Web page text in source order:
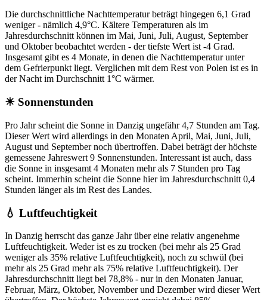
Die durchschnittliche Nachttemperatur beträgt hingegen 6,1 Grad
weniger - nämlich 4,9°C. Kältere Temperaturen als im
Jahresdurchschnitt können im Mai, Juni, Juli, August, September
und Oktober beobachtet werden - der tiefste Wert ist -4 Grad.
Insgesamt gibt es 4 Monate, in denen die Nachttemperatur unter
dem Gefrierpunkt liegt. Verglichen mit dem Rest von Polen ist es in
der Nacht im Durchschnitt 1°C wärmer.
☀ Sonnenstunden
Pro Jahr scheint die Sonne in Danzig ungefähr 4,7 Stunden am Tag.
Dieser Wert wird allerdings in den Monaten April, Mai, Juni, Juli,
August und September noch übertroffen. Dabei beträgt der höchste
gemessene Jahreswert 9 Sonnenstunden. Interessant ist auch, dass
die Sonne in insgesamt 4 Monaten mehr als 7 Stunden pro Tag
scheint. Immerhin scheint die Sonne hier im Jahresdurchschnitt 0,4
Stunden länger als im Rest des Landes.
💧 Luftfeuchtigkeit
In Danzig herrscht das ganze Jahr über eine relativ angenehme
Luftfeuchtigkeit. Weder ist es zu trocken (bei mehr als 25 Grad
weniger als 35% relative Luftfeuchtigkeit), noch zu schwül (bei
mehr als 25 Grad mehr als 75% relative Luftfeuchtigkeit). Der
Jahresdurchschnitt liegt bei 78,8% - nur in den Monaten Januar,
Februar, März, Oktober, November und Dezember wird dieser Wert